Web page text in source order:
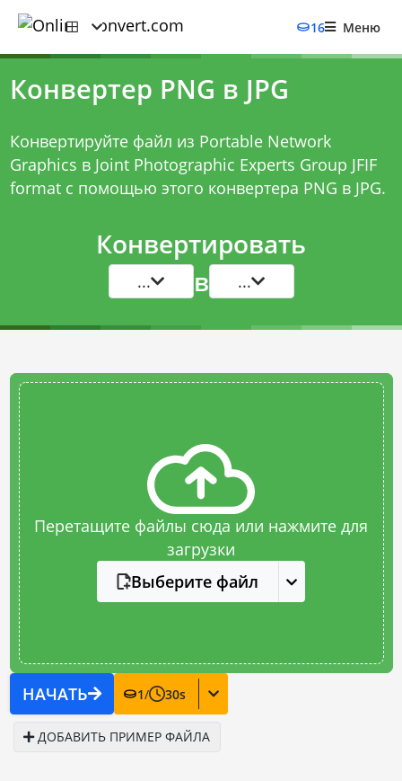
16 Меню
Конвертер PNG в JPG
Конвертируйте файл из Portable Network
Graphics в Joint Photographic Experts Group JFIF
format с помощью этого конвертера PNG в JPG.
Конвертировать
... в ...
Перетащите файлы сюда или нажмите для
загрузки
Выберите файл
НАЧАТЬ 1/ 30s
ДОБАВИТЬ ПРИМЕР ФАЙЛА